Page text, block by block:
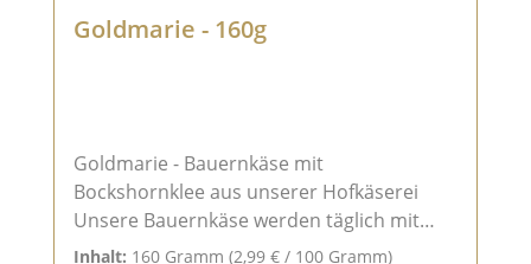
Goldmarie - 160g
Goldmarie - Bauernkäse mit
Bockshornklee aus unserer Hofkäserei
Unsere Bauernkäse werden täglich mit
einer Salzlake gebürstet und gepflegt,
Inhalt: 160 Gramm (2,99 € / 100 Gramm)